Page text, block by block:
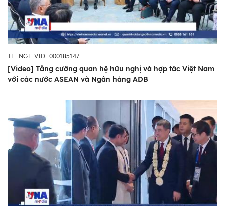
TL_NGI_VID_000185147
[Video] Tăng cường quan hệ hữu nghị và hợp tác Việt Nam
với các nước ASEAN và Ngân hàng ADB